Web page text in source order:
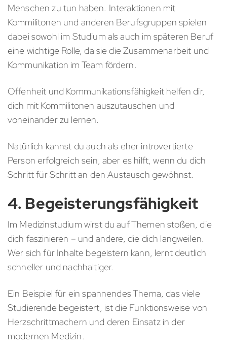
Menschen zu tun haben. Interaktionen mit
Kommilitonen und anderen Berufsgruppen spielen
dabei sowohl im Studium als auch im späteren Beruf
eine wichtige Rolle, da sie die Zusammenarbeit und
Kommunikation im Team fördern.
Offenheit und Kommunikationsfähigkeit helfen dir,
dich mit Kommilitonen auszutauschen und
voneinander zu lernen.
Natürlich kannst du auch als eher introvertierte
Person erfolgreich sein, aber es hilft, wenn du dich
Schritt für Schritt an den Austausch gewöhnst.
4. Begeisterungsfähigkeit
Im Medizinstudium wirst du auf Themen stoßen, die
dich faszinieren – und andere, die dich langweilen.
Wer sich für Inhalte begeistern kann, lernt deutlich
schneller und nachhaltiger.
Ein Beispiel für ein spannendes Thema, das viele
Studierende begeistert, ist die Funktionsweise von
Herzschrittmachern und deren Einsatz in der
modernen Medizin.